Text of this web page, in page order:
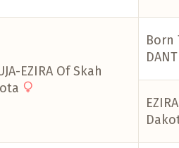
EZIRA Of Skah
Born